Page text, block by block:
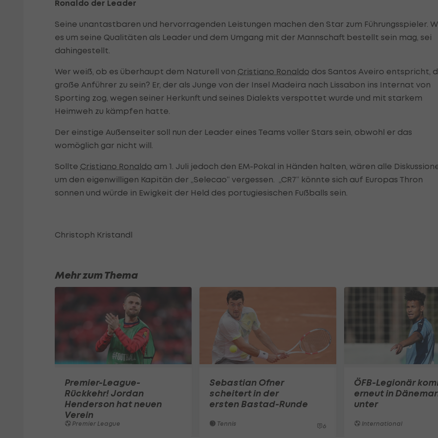
Ronaldo der Leader
Seine unantastbaren und hervorragenden Leistungen machen den Star zum Führungsspieler.
es um seine Qualitäten als Leader und dem Umgang mit der Mannschaft bestellt sein mag, sei
dahingestellt.
Wer weiß, ob es überhaupt dem Naturell von Cristiano Ronaldo dos Santos Aveiro entspricht,
große Anführer zu sein? Er, der als Junge von der Insel Madeira nach Lissabon ins Internat von
Sporting zog, wegen seiner Herkunft und seines Dialekts verspottet wurde und mit starkem
Heimweh zu kämpfen hatte.
Der einstige Außenseiter soll nun der Leader eines Teams voller Stars sein, obwohl er das
womöglich gar nicht will.
Sollte Cristiano Ronaldo am 1. Juli jedoch den EM-Pokal in Händen halten, wären alle
um den eigenwilligen Kapitän der „Selecao“ vergessen. „CR7“ könnte sich auf Europas Thron
sonnen und würde in Ewigkeit der Held des portugiesischen Fußballs sein.
Christoph Kristandl
Mehr zum Thema
Premier-League-
Rückkehr! Jordan
Henderson hat neuen
Verein
Premier League
Sebastian Ofner
scheitert in der
ersten Bastad-Runde
Tennis 6
ÖFB-Legionär
erneut in
unter
International